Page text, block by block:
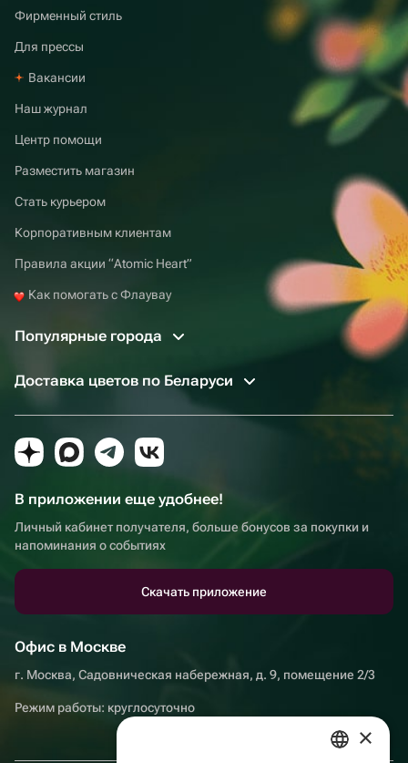
Фирменный стиль
Для прессы
Вакансии
Наш журнал
Центр помощи
Разместить магазин
Стать курьером
Корпоративным клиентам
Правила акции “Atomic Heart”
Как помогать с Флаувау
Популярные города
Доставка цветов по Беларуси
В приложении еще удобнее!
Личный кабинет получателя, больше бонусов за покупки и
напоминания о событиях
Скачать приложение
Офис в Москве
г. Москва, Садовническая набережная, д. 9, помещение 2/3
Режим работы: круглосуточно
×